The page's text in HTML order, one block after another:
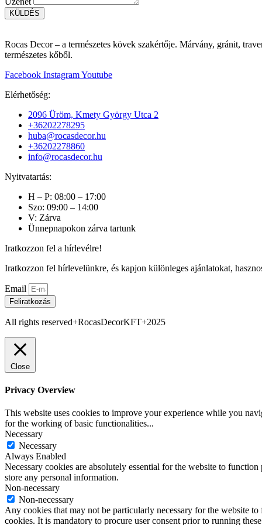
KÜLDÉS
Rocas Decor – a természetes kövek szakértője. Márvány, gránit,
természetes kőből.
Facebook InstagramYoutube
Elérhetőség:
2096 Üröm, Kmety György Utca 2
+36202278295
huba@rocasdecor.hu
+36202278860
info@rocasdecor.hu
Nyitvatartás:
H – P: 08:00 – 17:00
Szo: 09:00 – 14:00
V: Zárva
Ünnepnapokon zárva tartunk
Iratkozzon fel a hírlevélre!
Iratkozzon fel hírlevelünkre, és kapjon különleges ajánlatokat,
Email
Feliratkozás
All rights reserved+RocasDecorKFT+2025
Close
Privacy Overview
This website uses cookies to improve your experience while you
for the working of basic functionalities...
Necessary
Necessary
Always Enabled
Necessary cookies are absolutely essential for the website to
store any personal information.
Non-necessary
Non-necessary
Any cookies that may not be particularly necessary for the website
cookies. It is mandatory to procure user consent prior to running